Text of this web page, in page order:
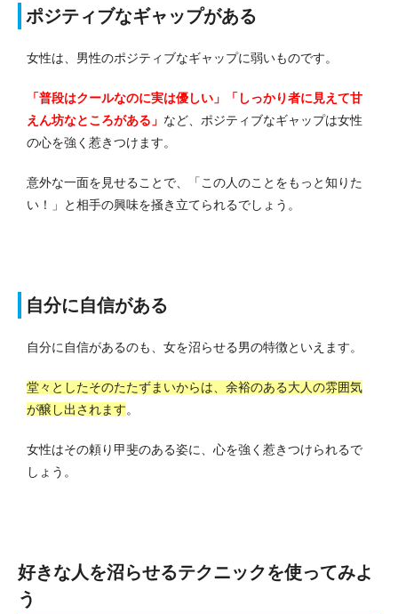
ポジティブなギャップがある
女性は、男性のポジティブなギャップに弱いものです。
「普段はクールなのに実は優しい」「しっかり者に見えて甘
えん坊なところがある」 など、ポジティブなギャップは女性
の心を強く惹きつけます。
意外な一面を見せることで、「この人のことをもっと知りた
い！」と相手の興味を掻き立てられるでしょう。
自分に自信がある
自分に自信があるのも、女を沼らせる男の特徴といえます。
堂々としたそのたたずまいからは、余裕のある大人の雰囲気
が醸し出されます。
女性はその頼り甲斐のある姿に、心を強く惹きつけられるで
しょう。
好きな人を沼らせるテクニックを使ってみよ
う